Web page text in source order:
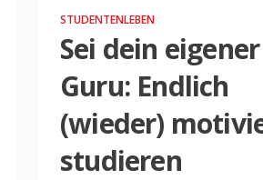
STUDENTENLEBEN
Sei dein eigener
Guru: Endlich
(wieder)
studieren